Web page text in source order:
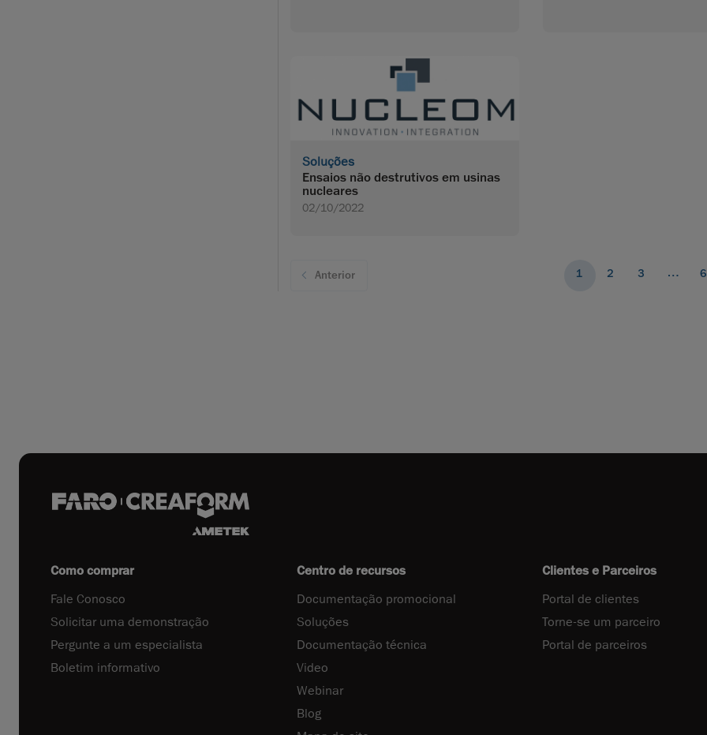
Soluções
Ensaios não destrutivos em usinas
nucleares
02/10/2022
Anterior 1 2 3 … 6
Como comprar
Fale Conosco
Solicitar uma demonstração
Pergunte a um especialista
Boletim informativo
Centro de recursos
Documentação promocional
Soluções
Documentação técnica
Video
Webinar
Blog
Clientes e Parceiros
Portal de clientes
Torne-se um parceiro
Portal de parceiros